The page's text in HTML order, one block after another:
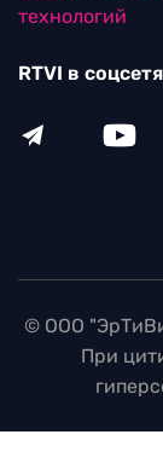
технологий
RTVI в
© ООО
При